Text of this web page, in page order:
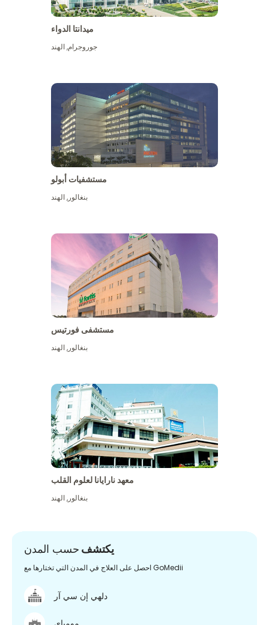
ميدانتا الدواء
جوروجرام,الهند
مستشفيات أبولو
بنغالور,الهند
مستشفى فورتيس
بنغالور,الهند
معهد نارايانا لعلوم القلب
بنغالور,الهند
يكتشف حسب المدن
احصل على العلاج في المدن التي تختارها مع GoMedii
دلهي إن سي آر